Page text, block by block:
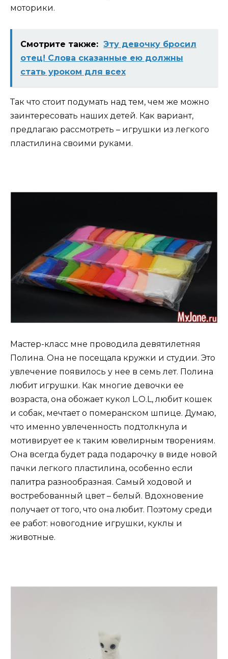
моторики.
Смотрите также: Эту девочку бросил
отец! Слова сказанные ею должны
стать уроком для всех
Так что стоит подумать над тем, чем же можно
заинтересовать наших детей. Как вариант,
предлагаю рассмотреть – игрушки из легкого
пластилина своими руками.
Мастер-класс мне проводила девятилетняя
Полина. Она не посещала кружки и студии. Это
увлечение появилось у нее в семь лет. Полина
любит игрушки. Как многие девочки ее
возраста, она обожает кукол L.O.L, любит кошек
и собак, мечтает о померанском шпице. Думаю,
что именно увлеченность подтолкнула и
мотивирует ее к таким ювелирным творениям.
Она всегда будет рада подарочку в виде новой
пачки легкого пластилина, особенно если
палитра разнообразная. Самый ходовой и
востребованный цвет – белый. Вдохновение
получает от того, что она любит. Поэтому среди
ее работ: новогодние игрушки, куклы и
животные.